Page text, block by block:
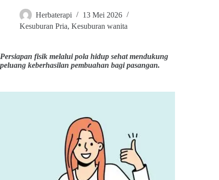
Herbaterapi
13 Mei 2026
Kesuburan Pria, Kesuburan wanita
Persiapan fisik melalui pola hidup sehat mendukung
peluang keberhasilan pembuahan bagi pasangan.